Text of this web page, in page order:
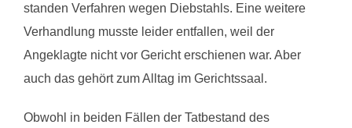
standen Verfahren wegen Diebstahls. Eine weitere
Verhandlung musste leider entfallen, weil der
Angeklagte nicht vor Gericht erschienen war. Aber
auch das gehört zum Alltag im Gerichtssaal.
Obwohl in beiden Fällen der Tatbestand des